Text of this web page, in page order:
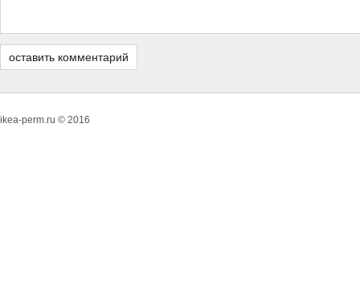
ikea-perm.ru © 2016